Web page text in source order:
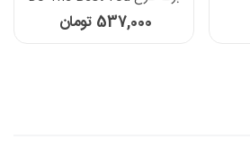
Can Do
537,000 تومان